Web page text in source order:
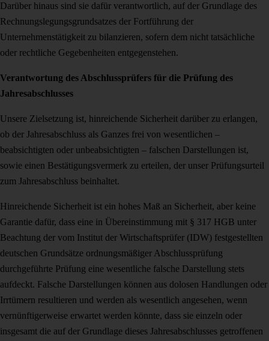
Darüber hinaus sind sie dafür verantwortlich, auf der Grundlage des
Rechnungslegungsgrundsatzes der Fortführung der
Unternehmenstätigkeit zu bilanzieren, sofern dem nicht tatsächliche
oder rechtliche Gegebenheiten entgegenstehen.
Verantwortung des Abschlussprüfers für die Prüfung des
Jahresabschlusses
Unsere Zielsetzung ist, hinreichende Sicherheit darüber zu erlangen,
ob der Jahresabschluss als Ganzes frei von wesentlichen –
beabsichtigten oder unbeabsichtigten – falschen Darstellungen ist,
sowie einen Bestätigungsvermerk zu erteilen, der unser Prüfungsurteil
zum Jahresabschluss beinhaltet.
Hinreichende Sicherheit ist ein hohes Maß an Sicherheit, aber keine
Garantie dafür, dass eine in Übereinstimmung mit § 317 HGB unter
Beachtung der vom Institut der Wirtschaftsprüfer (IDW) festgestellten
deutschen Grundsätze ordnungsmäßiger Abschlussprüfung
durchgeführte Prüfung eine wesentliche falsche Darstellung stets
aufdeckt. Falsche Darstellungen können aus dolosen Handlungen oder
Irrtümern resultieren und werden als wesentlich angesehen, wenn
vernünftigerweise erwartet werden könnte, dass sie einzeln oder
insgesamt die auf der Grundlage dieses Jahresabschlusses getroffenen